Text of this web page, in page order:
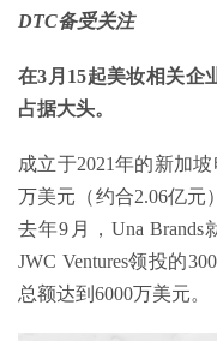
DTC备受关注
在3月15起美妆相关企
占据大头。
成立于2021年的新加
万美元（约合2.06亿元
去年9月，Una Brands
JWC Ventures领投的
总额达到6000万美元。